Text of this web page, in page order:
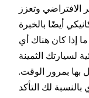
الافتراضي وتعزز
أيضًا بالخبرة
إذا كان هناك أي
لسيارتك الثمينة
بها بمرور الوقت.
لك التأكد